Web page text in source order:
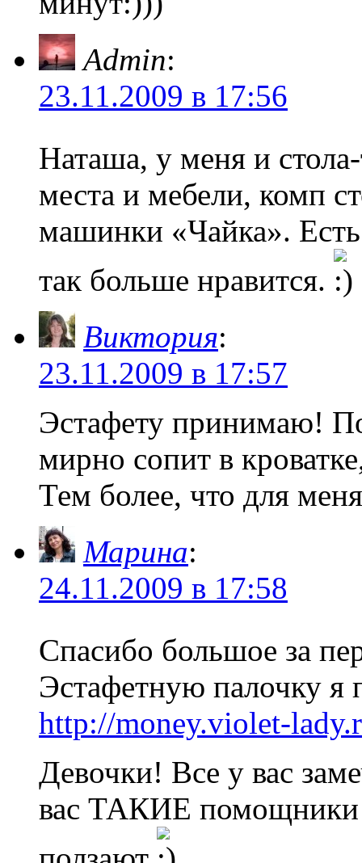
Admin:
23.11.2009 в 17:56
Наташа, у меня и
места и мебели, комп
машинки «Чайка».
так больше нравится.
Виктория:
23.11.2009 в 17:57
Эстафету принимаю!
мирно сопит в
Тем более, что для
Марина:
24.11.2009 в 17:58
Спасибо большое за
Эстафетную палочку я
http://money.violet-
Девочки! Все у вас
вас ТАКИЕ помощники